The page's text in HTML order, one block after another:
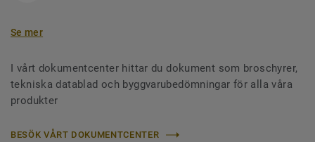
Se mer
I vårt dokumentcenter hittar du dokument som broschyrer,
tekniska datablad och byggvarubedömningar för alla våra
produkter
BESÖK VÅRT DOKUMENTCENTER